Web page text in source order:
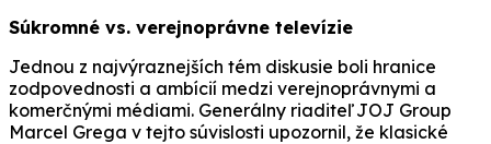
Súkromné vs. verejnoprávne televízie
Jednou z najvýraznejších tém diskusie boli hranice
zodpovednosti a ambícií medzi verejnoprávnymi a
komerčnými médiami. Generálny riaditeľ JOJ Group
Marcel Grega v tejto súvislosti upozornil, že klasické